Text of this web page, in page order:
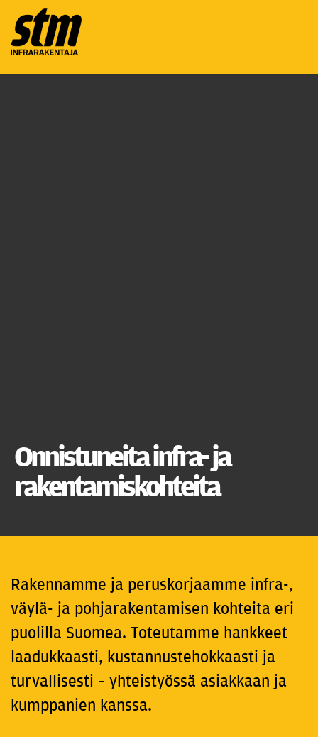
Onnistuneita infra- ja
rakentamiskohteita
Rakennamme ja peruskorjaamme infra-,
väylä- ja pohjarakentamisen kohteita eri
puolilla Suomea. Toteutamme hankkeet
laadukkaasti, kustannustehokkaasti ja
turvallisesti – yhteistyössä asiakkaan ja
kumppanien kanssa.